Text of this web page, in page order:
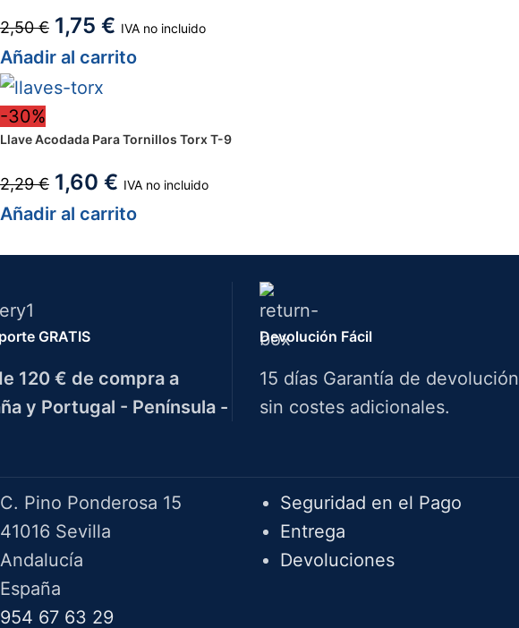
2,50€ 1,75 € IVA no incluido
Añadir al carrito
-30%
Llave Acodada Para Tornillos Torx T-9
2,29€ 1,60 € IVA no incluido
Añadir al carrito
GRATIS
120 € de compra a
y Portugal - Península -
Devolución Fácil
15 días Garantía de devolución
sin costes adicionales.
C. Pino Ponderosa 15
41016 Sevilla
Andalucía
España
954 67 63 29
Seguridad en el Pago
Entrega
Devoluciones